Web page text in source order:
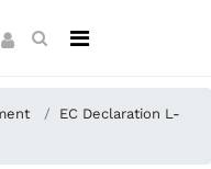
EC Declaration L-